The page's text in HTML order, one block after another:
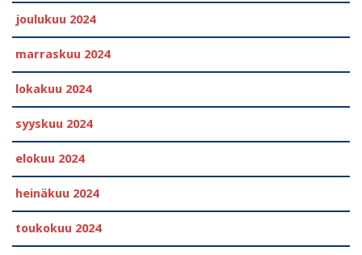
joulukuu 2024
marraskuu 2024
lokakuu 2024
syyskuu 2024
elokuu 2024
heinäkuu 2024
toukokuu 2024